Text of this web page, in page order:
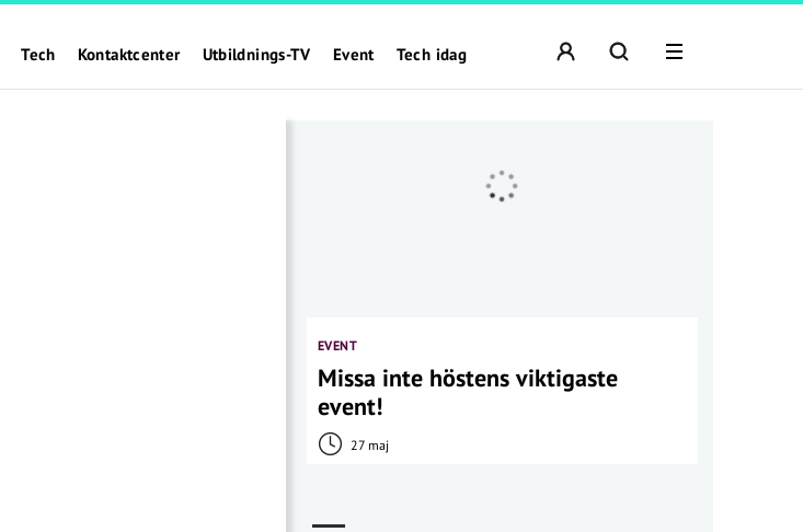
Tech Kontaktcenter Utbildnings-TV Event Tech idag
EVENT
Missa inte höstens viktigaste
event!
27 maj